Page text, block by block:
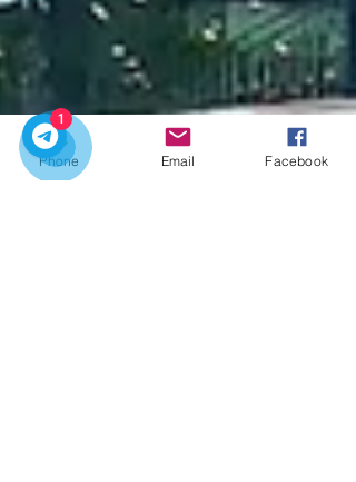
Phone Email Facebook
1